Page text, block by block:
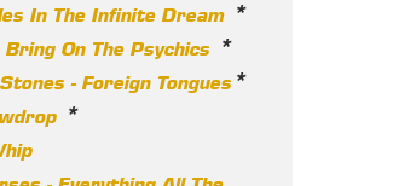
In The Infinite Dream*
Bring On The Psychics*
- Foreign Tongues*
*
- Everything All The